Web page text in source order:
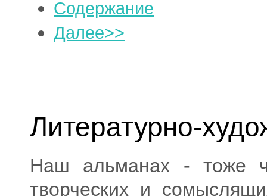
Содержание
Далее>>
Литературно-
Наш альманах - тоже
творческих и